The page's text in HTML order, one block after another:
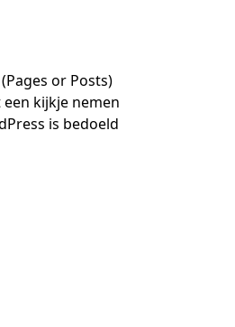
or Posts)
kijkje nemen
is bedoeld